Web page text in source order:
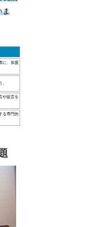
ま
に、加盟
や提言を
る専門的